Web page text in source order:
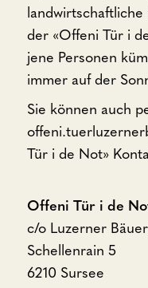
der «Offeni Tür i
jene Personen
immer auf der
Sie können auch
Tür i de Not»
Offeni Tür i de
c/o Luzerner
Schellenrain 5
6210 Sursee